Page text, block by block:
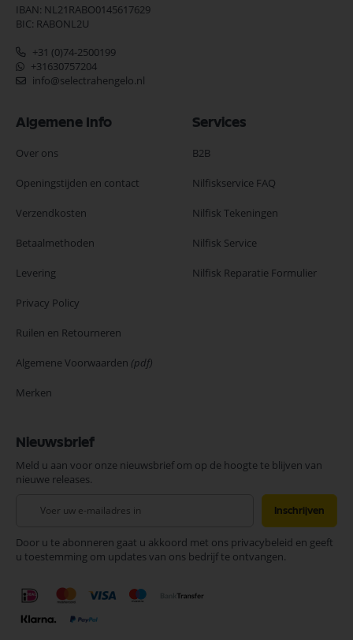
IBAN: NL21RABO0145617629
BIC: RABONL2U
+31 (0)74-2500199
+31630757204
info@selectrahengelo.nl
Algemene Info
Over ons
Openingstijden en contact
Verzendkosten
Betaalmethoden
Levering
Privacy Policy
Ruilen en Retourneren
Algemene Voorwaarden (pdf)
Merken
Services
B2B
Nilfiskservice FAQ
Nilfisk Tekeningen
Nilfisk Service
Nilfisk Reparatie Formulier
Nieuwsbrief
Meld u aan voor onze nieuwsbrief om op de hoogte te blijven van
nieuwe releases.
onze
nieuwsbrief
Inschrijven
Door u te abonneren gaat u akkoord met ons privacybeleid en geeft
u toestemming om updates van ons bedrijf te ontvangen.